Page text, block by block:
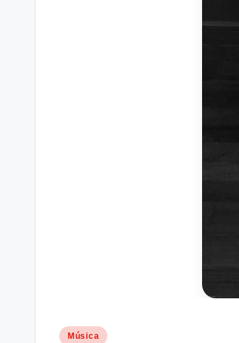
Publicado
Música